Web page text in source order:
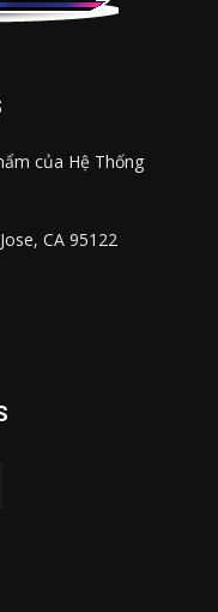
của Hệ Thống
CA 95122